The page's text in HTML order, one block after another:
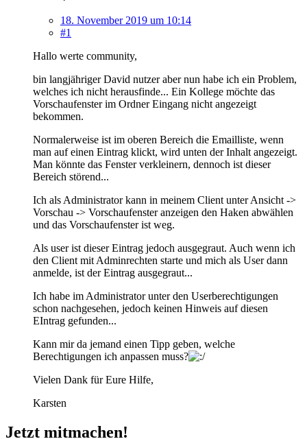
18. November 2019 um 10:14
#1
Hallo werte community,
bin langjähriger David nutzer aber nun habe ich ein Problem,
welches ich nicht herausfinde... Ein Kollege möchte das
Vorschaufenster im Ordner Eingang nicht angezeigt
bekommen.
Normalerweise ist im oberen Bereich die Emailliste, wenn
man auf einen Eintrag klickt, wird unten der Inhalt angezeigt.
Man könnte das Fenster verkleinern, dennoch ist dieser
Bereich störend...
Ich als Administrator kann in meinem Client unter Ansicht ->
Vorschau -> Vorschaufenster anzeigen den Haken abwählen
und das Vorschaufenster ist weg.
Als user ist dieser Eintrag jedoch ausgegraut. Auch wenn ich
den Client mit Adminrechten starte und mich als User dann
anmelde, ist der Eintrag ausgegraut...
Ich habe im Administrator unter den Userberechtigungen
schon nachgesehen, jedoch keinen Hinweis auf diesen
EIntrag gefunden...
Kann mir da jemand einen Tipp geben, welche
Berechtigungen ich anpassen muss?
Vielen Dank für Eure Hilfe,
Karsten
Jetzt mitmachen!